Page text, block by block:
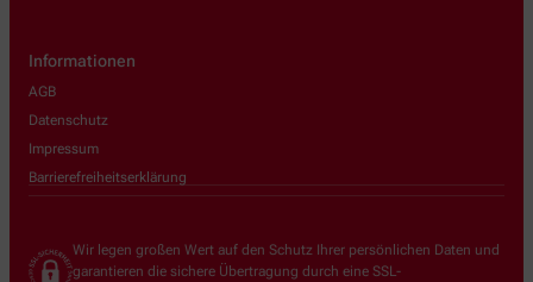
Informationen
AGB
Datenschutz
Impressum
Barrierefreiheitserklärung
Wir legen großen Wert auf den Schutz Ihrer persönlichen Daten und
garantieren die sichere Übertragung durch eine SSL-